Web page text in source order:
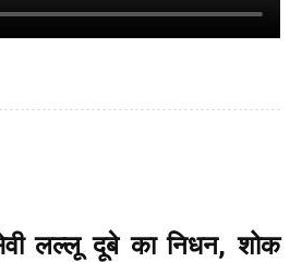
लल्लू दूबे का निधन, शोक